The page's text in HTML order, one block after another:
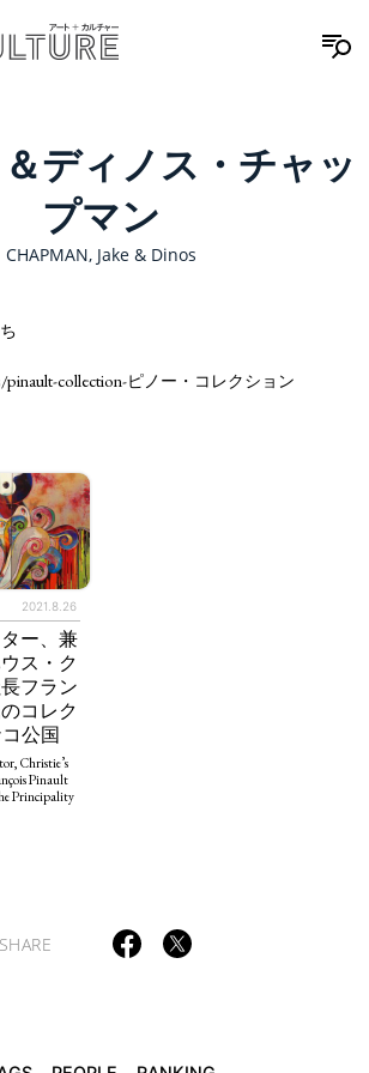
PEOPLE
ディノス・チャッ
プマン
CHAPMAN, Jake & Dinos
pinault-collection-ピノー・コレクション
2021.8.26
ー、兼
ス・ク
フラン
コレク
公国
Christie’s
Pinault
Principality
SHARE